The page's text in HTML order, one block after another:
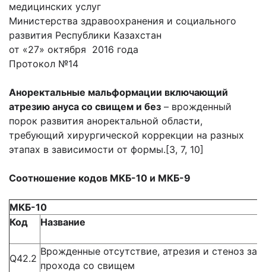
медицинских услуг
Министерства здравоохранения и социального
развития Республики Казахстан
от «27» октября 2016 года
Протокол №14
Аноректальные мальформации включающий
атрезию ануса со свищем и без – врожденный
порок развития аноректальной области,
требующий хирургической коррекции на разных
этапах в зависимости от формы.[3, 7, 10]
Соотношение кодов МКБ-10 и МКБ-9
МКБ-10
Код
Название
Q42.2
Врожденные отсутствие, атрезия и стеноз
прохода со свищем